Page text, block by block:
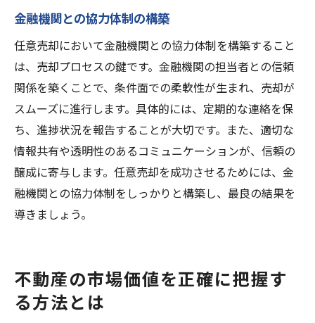
金融機関との協力体制の構築
任意売却において金融機関との協力体制を構築すること
は、売却プロセスの鍵です。金融機関の担当者との信頼
関係を築くことで、条件面での柔軟性が生まれ、売却が
スムーズに進行します。具体的には、定期的な連絡を保
ち、進捗状況を報告することが大切です。また、適切な
情報共有や透明性のあるコミュニケーションが、信頼の
醸成に寄与します。任意売却を成功させるためには、金
融機関との協力体制をしっかりと構築し、最良の結果を
導きましょう。
不動産の市場価値を正確に把握す
る方法とは